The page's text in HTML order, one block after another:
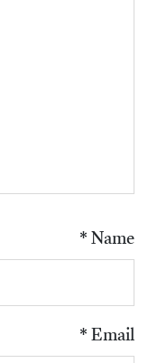
Name
*
Email
*